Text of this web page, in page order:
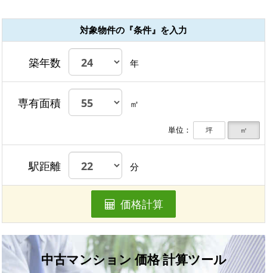
対象物件の『条件』を入力
築年数 年
専有面積 ㎡
単位： 坪 ㎡
駅距離 分
価格計算
中古マンション 価格 計算ツール